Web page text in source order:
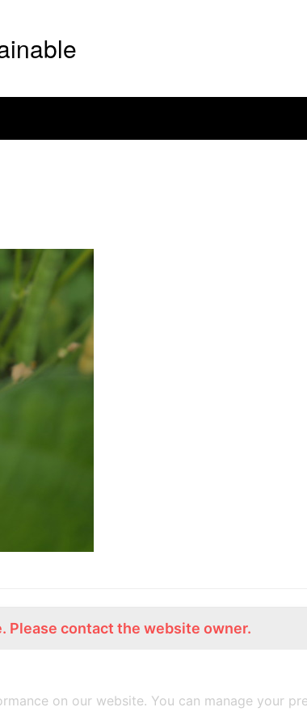
ครงาน ร้านอาหารอินทรีย์
Please contact the website owner.
on our website. You can manage your